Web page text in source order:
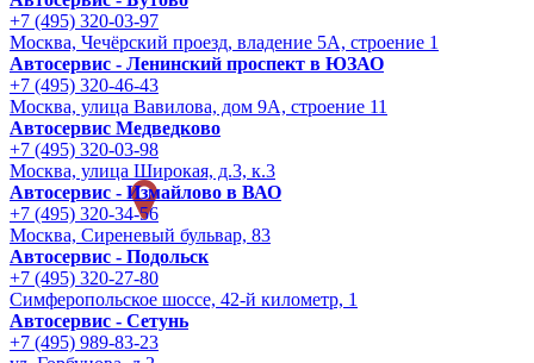
+7 (495) 320-03-97
Москва, Чечёрский проезд, владение 5А, строение 1
Автосервис - Ленинский проспект в ЮЗАО
+7 (495) 320-46-43
Москва, улица Вавилова, дом 9A, строение 11
Автосервис Медведково
+7 (495) 320-03-98
Москва, улица Широкая, д.3, к.3
Автосервис - Измайлово в ВАО
+7 (495) 320-34-56
Москва, Сиреневый бульвар, 83
Автосервис - Подольск
+7 (495) 320-27-80
Симферопольское шоссе, 42-й километр, 1
Автосервис - Сетунь
+7 (495) 989-83-23